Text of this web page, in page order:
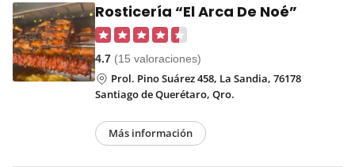
Rosticería “El Arca De Noé”
4.7 (15 valoraciones)
Prol. Pino Suárez 458, La Sandia, 76178
Santiago de Querétaro, Qro.
Más información